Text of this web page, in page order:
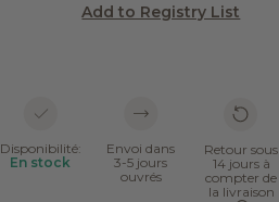
Add to Registry List
Disponibilité:
En stock
Envoi dans
3-5 jours
ouvrés
Retour sous
14 jours à
compter de
la livraison